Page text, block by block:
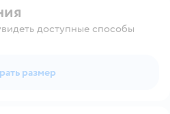
доступные способы
размер